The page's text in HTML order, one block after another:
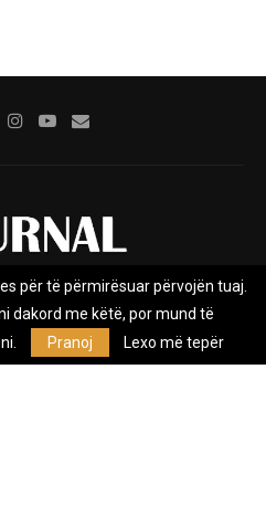
Marketing
Policy
e pavarur, e themeluar në vitin
për të përmirësuar përvojën tuaj.
dakord me këtë, por mund të
Pranoj Lexo më tepër